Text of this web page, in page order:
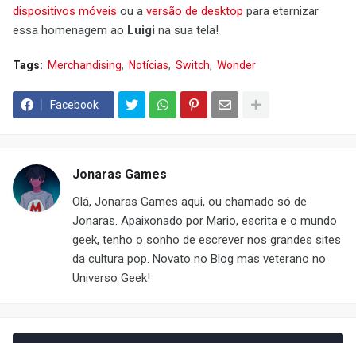
dispositivos móveis ou a versão de desktop para eternizar
essa homenagem ao Luigi na sua tela!
Tags: Merchandising Notícias Switch Wonder
Facebook
Jonaras Games
Olá, Jonaras Games aqui, ou chamado só de
Jonaras. Apaixonado por Mario, escrita e o mundo
geek, tenho o sonho de escrever nos grandes sites
da cultura pop. Novato no Blog mas veterano no
Universo Geek!